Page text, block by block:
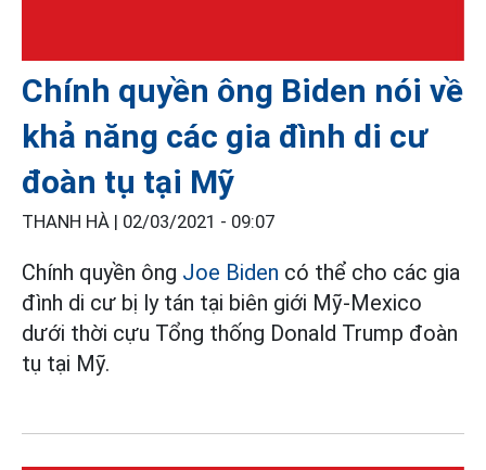
Chính quyền ông Biden nói về
khả năng các gia đình di cư
đoàn tụ tại Mỹ
THANH HÀ | 02/03/2021 - 09:07
Chính quyền ông Joe Biden có thể cho các gia
đình di cư bị ly tán tại biên giới Mỹ-Mexico
dưới thời cựu Tổng thống Donald Trump đoàn
tụ tại Mỹ.